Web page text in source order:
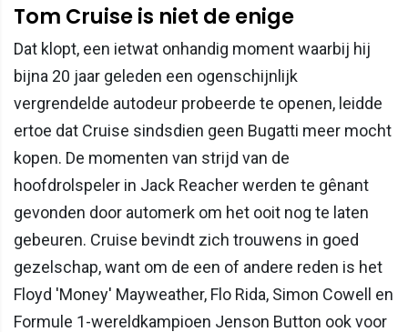
Tom Cruise is niet de enige
Dat klopt, een ietwat onhandig moment waarbij hij
bijna 20 jaar geleden een ogenschijnlijk
vergrendelde autodeur probeerde te openen, leidde
ertoe dat Cruise sindsdien geen Bugatti meer mocht
kopen. De momenten van strijd van de
hoofdrolspeler in Jack Reacher werden te gênant
gevonden door automerk om het ooit nog te laten
gebeuren. Cruise bevindt zich trouwens in goed
gezelschap, want om de een of andere reden is het
Floyd 'Money' Mayweather, Flo Rida, Simon Cowell en
Formule 1-wereldkampioen Jenson Button ook voor